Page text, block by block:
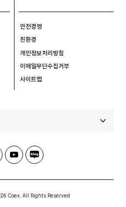
안전경영
친환경
개인정보처리방침
이메일무단수집거부
사이트맵
Coex. All Rights Reserved